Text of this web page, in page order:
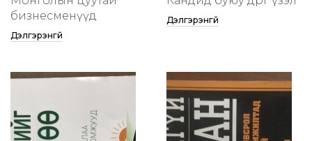
бизнесменүүд
Дэлгэрэнгүй
Дэлгэрэнгүй